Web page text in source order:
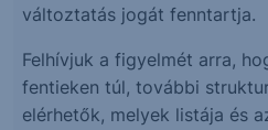
változtatás jogát fenntartja.
Felhívjuk a figyelmét arra,
fentieken túl, további
elérhetők, melyek listája és